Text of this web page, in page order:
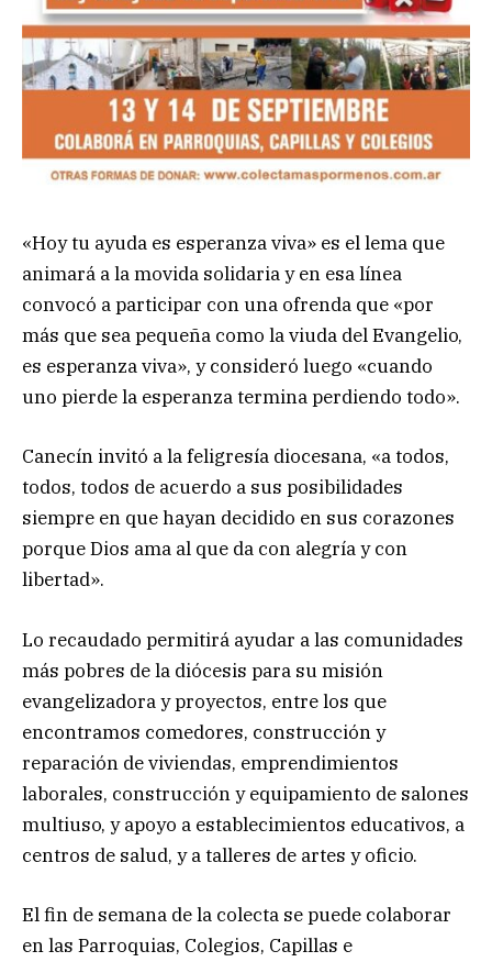
«Hoy tu ayuda es esperanza viva» es el lema que
animará a la movida solidaria y en esa línea
convocó a participar con una ofrenda que «por
más que sea pequeña como la viuda del Evangelio,
es esperanza viva», y consideró luego «cuando
uno pierde la esperanza termina perdiendo todo».
Canecín invitó a la feligresía diocesana, «a todos,
todos, todos de acuerdo a sus posibilidades
siempre en que hayan decidido en sus corazones
porque Dios ama al que da con alegría y con
libertad».
Lo recaudado permitirá ayudar a las comunidades
más pobres de la diócesis para su misión
evangelizadora y proyectos, entre los que
encontramos comedores, construcción y
reparación de viviendas, emprendimientos
laborales, construcción y equipamiento de salones
multiuso, y apoyo a establecimientos educativos, a
centros de salud, y a talleres de artes y oficio.
El fin de semana de la colecta se puede colaborar
en las Parroquias, Colegios, Capillas e